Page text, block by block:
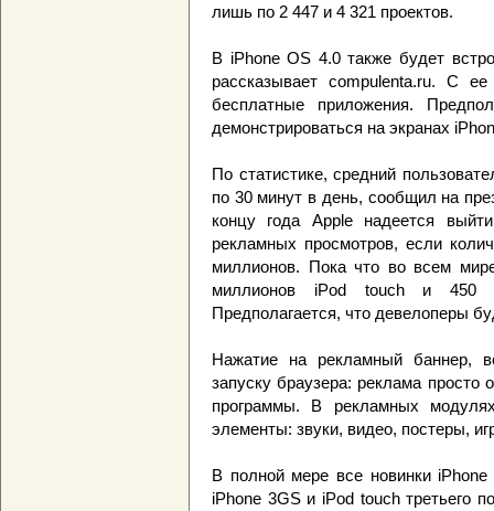
лишь по 2 447 и 4 321 проектов.
В iPhone OS 4.0 также будет
рассказывает compulenta.ru. С
бесплатные приложения.
демонстрироваться на экранах
По статистике, средний
по 30 минут в день, сообщил на
концу года Apple надеется
рекламных просмотров, если
миллионов. Пока что во всем
миллионов iPod touch и 450
Предполагается, что девелоперы
Нажатие на рекламный баннер,
запуску браузера: реклама просто
программы. В рекламных
элементы: звуки, видео, постеры,
В полной мере все новинки
iPhone 3GS и iPod touch третьего